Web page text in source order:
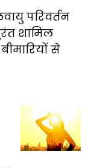
परिवर्तन
शामिल
से